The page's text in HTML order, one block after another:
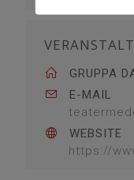
GRUPPA
E-MAIL
WEBSITE
https://